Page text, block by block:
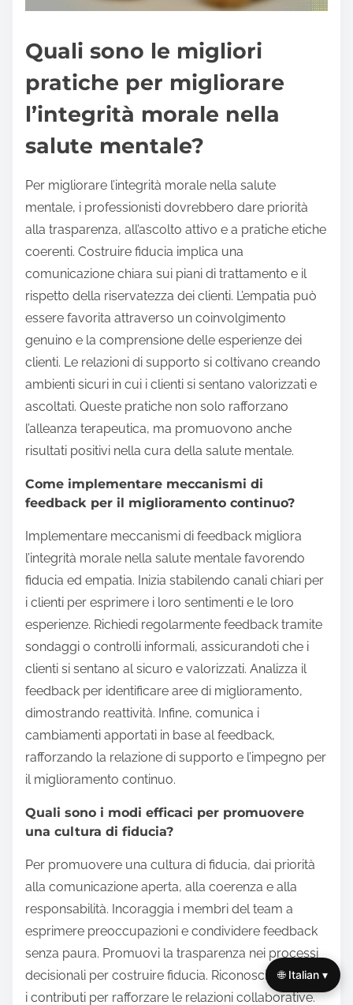
Quali sono le migliori
pratiche per migliorare
l’integrità morale nella
salute mentale?
Per migliorare l’integrità morale nella salute
mentale, i professionisti dovrebbero dare priorità
alla trasparenza, all’ascolto attivo e a pratiche etiche
coerenti. Costruire fiducia implica una
comunicazione chiara sui piani di trattamento e il
rispetto della riservatezza dei clienti. L’empatia può
essere favorita attraverso un coinvolgimento
genuino e la comprensione delle esperienze dei
clienti. Le relazioni di supporto si coltivano creando
ambienti sicuri in cui i clienti si sentano valorizzati e
ascoltati. Queste pratiche non solo rafforzano
l’alleanza terapeutica, ma promuovono anche
risultati positivi nella cura della salute mentale.
Come implementare meccanismi di
feedback per il miglioramento continuo?
Implementare meccanismi di feedback migliora
l’integrità morale nella salute mentale favorendo
fiducia ed empatia. Inizia stabilendo canali chiari per
i clienti per esprimere i loro sentimenti e le loro
esperienze. Richiedi regolarmente feedback tramite
sondaggi o controlli informali, assicurandoti che i
clienti si sentano al sicuro e valorizzati. Analizza il
feedback per identificare aree di miglioramento,
dimostrando reattività. Infine, comunica i
cambiamenti apportati in base al feedback,
rafforzando la relazione di supporto e l’impegno per
il miglioramento continuo.
Quali sono i modi efficaci per promuovere
una cultura di fiducia?
Per promuovere una cultura di fiducia, dai priorità
alla comunicazione aperta, alla coerenza e alla
responsabilità. Incoraggia i membri del team a
esprimere preoccupazioni e condividere feedback
senza paura. Promuovi la trasparenza nei processi
decisionali per costruire fiducia. Riconosci e celebra
i contributi per rafforzare le relazioni collaborative.
🌐 Italian ▾